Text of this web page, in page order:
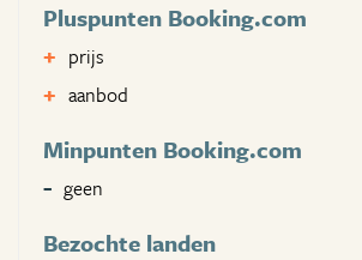
Pluspunten Booking.com
prijs
aanbod
Minpunten Booking.com
geen
Bezochte landen